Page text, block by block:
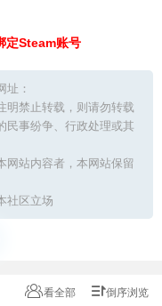
定Steam账号
址：
明禁止转载，则请勿转载
民事纷争、行政处理或其
网站内容者，本网站保留
社区立场
看全部 倒序浏览